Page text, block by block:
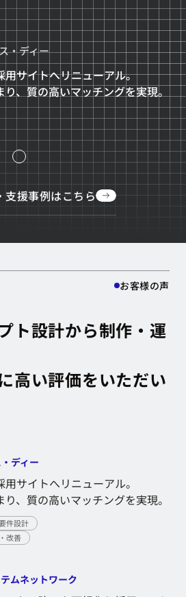
・ディー
用サイトへリニューアル。
、質の高いマッチングを実現。
用サイトへリニューアル。
り、質の高いマッチングを実現。
株
「
プ
ト
「
プ
ト
採
支援事例はこちら
支援事例はこちら
お客様の声
ト設計から制作・運
高い評価をいただい
ディー
サイトへリニューアル。
、質の高いマッチングを実現。
サイトへリニューアル。
、質の高いマッチングを実現。
件設計
改善
ムネットワーク